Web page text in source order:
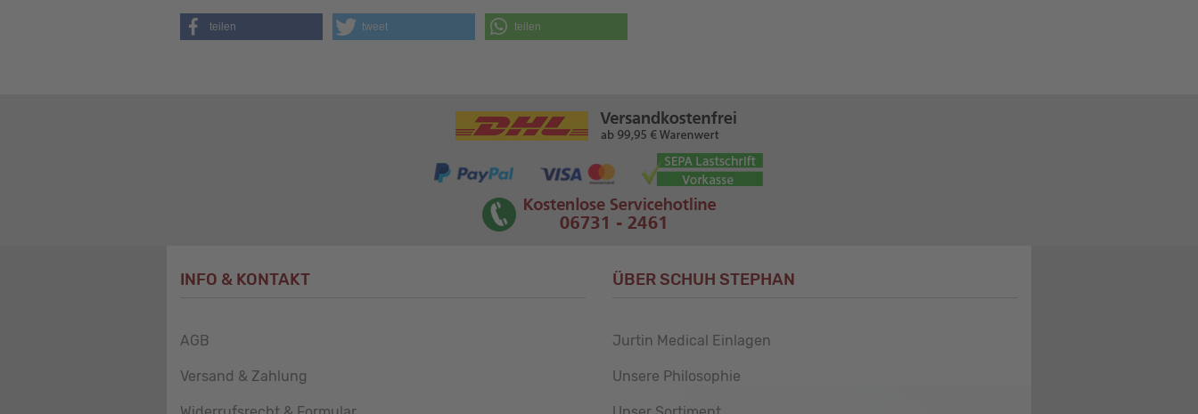
teilen tweet teilen
INFO & KONTAKT
AGB
Versand & Zahlung
ÜBER SCHUH STEPHAN
Jurtin Medical Einlagen
Unsere Philosophie